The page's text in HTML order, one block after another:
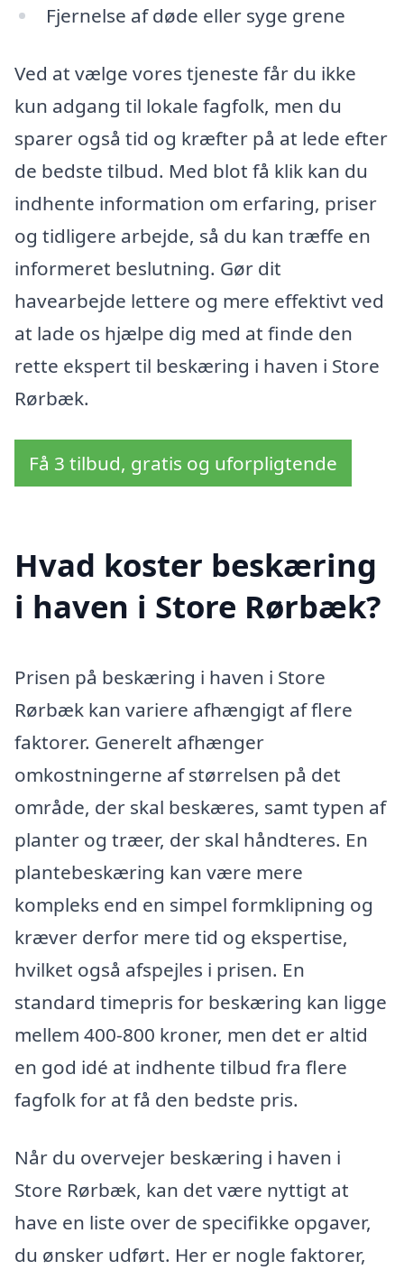
Fjernelse af døde eller syge grene
Ved at vælge vores tjeneste får du ikke
kun adgang til lokale fagfolk, men du
sparer også tid og kræfter på at lede efter
de bedste tilbud. Med blot få klik kan du
indhente information om erfaring, priser
og tidligere arbejde, så du kan træffe en
informeret beslutning. Gør dit
havearbejde lettere og mere effektivt ved
at lade os hjælpe dig med at finde den
rette ekspert til beskæring i haven i Store
Rørbæk.
Få 3 tilbud, gratis og uforpligtende
Hvad koster beskæring
i haven i Store Rørbæk?
Prisen på beskæring i haven i Store
Rørbæk kan variere afhængigt af flere
faktorer. Generelt afhænger
omkostningerne af størrelsen på det
område, der skal beskæres, samt typen af
planter og træer, der skal håndteres. En
plantebeskæring kan være mere
kompleks end en simpel formklipning og
kræver derfor mere tid og ekspertise,
hvilket også afspejles i prisen. En
standard timepris for beskæring kan ligge
mellem 400-800 kroner, men det er altid
en god idé at indhente tilbud fra flere
fagfolk for at få den bedste pris.
Når du overvejer beskæring i haven i
Store Rørbæk, kan det være nyttigt at
have en liste over de specifikke opgaver,
du ønsker udført. Her er nogle faktorer,